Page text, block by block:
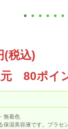
(税込)
元 80ポイ
無着色
保湿美容液です。プラセ